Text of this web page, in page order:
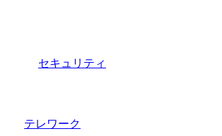
セキュリティ
テレワーク